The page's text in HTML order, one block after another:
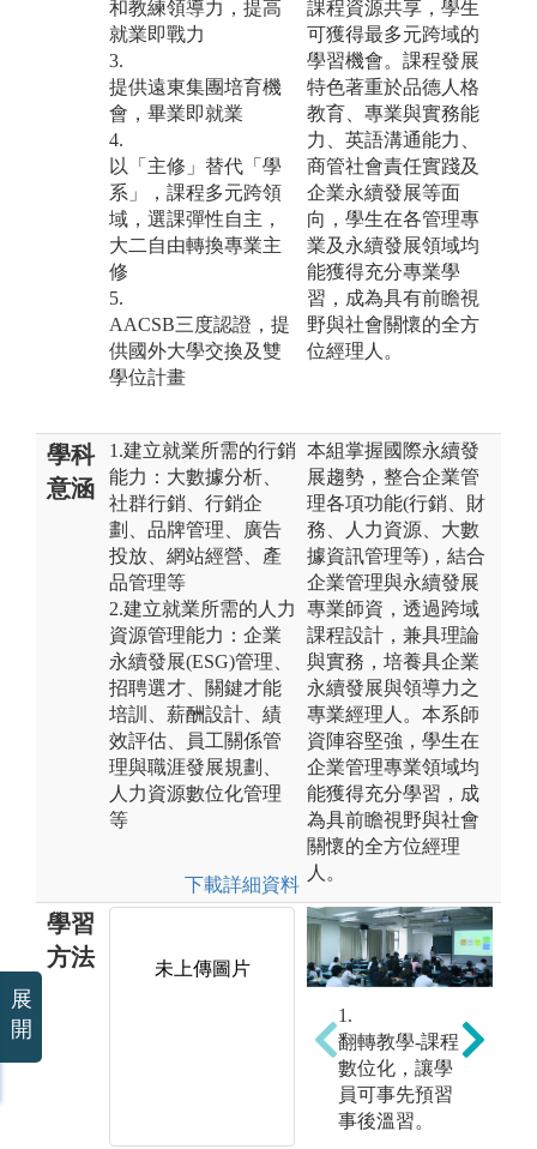
和教練領導力，提高
就業即戰力
3.
提供遠東集團培育機
會，畢業即就業
4.
以「主修」替代「學
系」，課程多元跨領
域，選課彈性自主，
大二自由轉換專業主
修
5.
AACSB三度認證，提
供國外大學交換及雙
學位計畫
課程資源共享，學生
可獲得最多元跨域的
學習機會。課程發展
特色著重於品德人格
教育、專業與實務能
力、英語溝通能力、
商管社會責任實踐及
企業永續發展等面
向，學生在各管理專
業及永續發展領域均
能獲得充分專業學
習，成為具有前瞻視
野與社會關懷的全方
位經理人。
學科
意涵
1.建立就業所需的行銷
能力：大數據分析、
社群行銷、行銷企
劃、品牌管理、廣告
投放、網站經營、產
品管理等
2.建立就業所需的人力
資源管理能力：企業
永續發展(ESG)管理、
招聘選才、關鍵才能
培訓、薪酬設計、績
效評估、員工關係管
理與職涯發展規劃、
人力資源數位化管理
等
下載詳細資料
本組掌握國際永續發
展趨勢，整合企業管
理各項功能(行銷、財
務、人力資源、大數
據資訊管理等)，結合
企業管理與永續發展
專業師資，透過跨域
課程設計，兼具理論
與實務，培養具企業
永續發展與領導力之
專業經理人。本系師
資陣容堅強，學生在
企業管理專業領域均
能獲得充分學習，成
為具前瞻視野與社會
關懷的全方位經理
人。
學習
方法
未上傳圖片
專案實作:透過
授課教師指定
議題、產學合
作或企劃競賽
1.
翻轉教學-課程
數位化，讓學
員可事先預習
事後溫習。
展
開